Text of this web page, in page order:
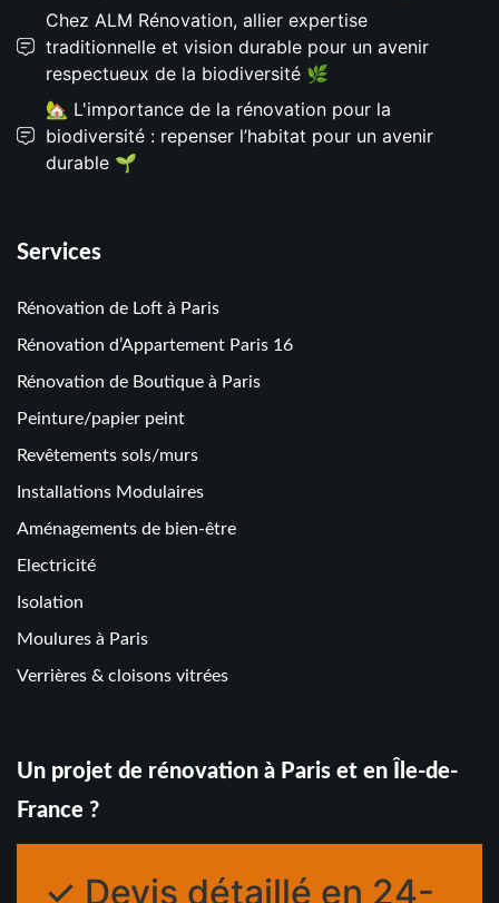
Chez ALM Rénovation, allier expertise
traditionnelle et vision durable pour un avenir
respectueux de la biodiversité 🌿
🏡 L'importance de la rénovation pour la
biodiversité : repenser l’habitat pour un avenir
durable 🌱
Services
Rénovation de Loft à Paris
Rénovation d’Appartement Paris 16
Rénovation de Boutique à Paris
Peinture/papier peint
Revêtements sols/murs
Installations Modulaires
Aménagements de bien-être
Electricité
Isolation
Moulures à Paris
Verrières & cloisons vitrées
Un projet de rénovation à Paris et en Île-de-
France ?
✓ Devis détaillé en 24-